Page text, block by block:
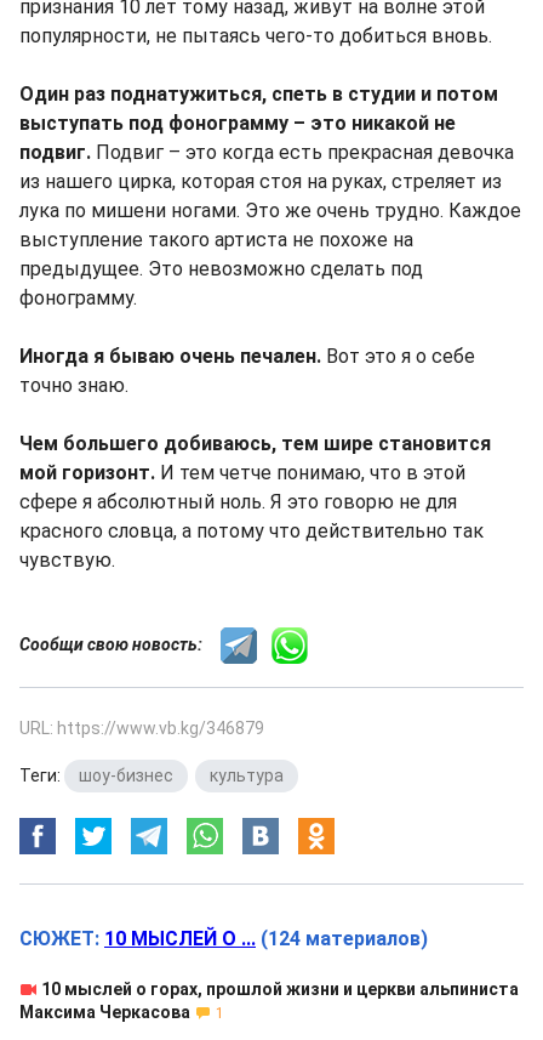
признания 10 лет тому назад, живут на волне этой
популярности, не пытаясь чего-то добиться вновь.
Один раз поднатужиться, спеть в студии и потом
выступать под фонограмму – это никакой не
подвиг. Подвиг – это когда есть прекрасная девочка
из нашего цирка, которая стоя на руках, стреляет из
лука по мишени ногами. Это же очень трудно. Каждое
выступление такого артиста не похоже на
предыдущее. Это невозможно сделать под
фонограмму.
Иногда я бываю очень печален. Вот это я о себе
точно знаю.
Чем большего добиваюсь, тем шире становится
мой горизонт. И тем четче понимаю, что в этой
сфере я абсолютный ноль. Я это говорю не для
красного словца, а потому что действительно так
чувствую.
Сообщи свою новость:
URL: https://www.vb.kg/346879
Теги: шоу-бизнес культура
СЮЖЕТ: 10 МЫСЛЕЙ О ... (124 материалов)
10 мыслей о горах, прошлой жизни и церкви альпиниста
Максима Черкасова
1